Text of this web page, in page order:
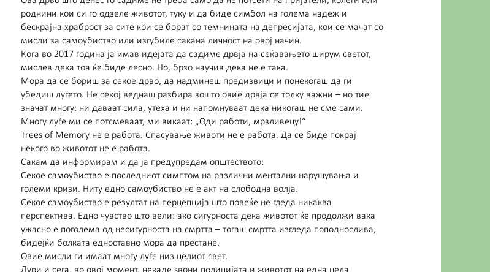
роднини кои си го одзеле животот, туку и да биде симбол на голема надеж и
бескрајна храброст за сите кои се борат со темнината на депресијата, кои се мачат со
мисли за самоубиство или изгубиле сакана личност на овој начин.
Кога во 2017 година ја имав идејата да садиме дрвја на сеќавањето ширум светот,
мислев дека тоа ќе биде лесно. Но, брзо научив дека не е така.
Мора да се бориш за секое дрво, да надминеш предизвици и понекогаш да ги
убедиш луѓето. Не секој веднаш разбира зошто овие дрвја се толку важни – но тие
значат многу: ни даваат сила, утеха и ни напомнуваат дека никогаш не сме сами.
Многу луѓе ми се потсмеваат, ми викаат: „Оди работи, мрзливецу!“
Trees of Memory не е работа. Спасување животи не е работа. Да се биде покрај
некого во животот не е работа.
Сакам да информирам и да ја предупредам општеството:
Секое самоубиство е последниот симптом на различни ментални нарушувања и
големи кризи. Ниту едно самоубиство не е акт на слободна волја.
Секое самоубиство е резултат на перцепција што повеќе не гледа никаква
перспектива. Едно чувство што вели: ако сигурноста дека животот ќе продолжи вака
ужасно е поголема од несигурноста на смртта – тогаш смртта изгледа поподнослива,
бидејќи болката едноставно мора да престане.
Овие мисли ги имаат многу луѓе низ целиот свет.